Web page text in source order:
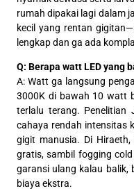
rumah dipakai lagi dalam
kecil yang rentan
lengkap dan ga ada
Q: Berapa watt LED yang
A: Watt ga langsung
3000K di bawah 10 watt
terlalu terang. Penelitian
cahaya rendah intensitas
gigit manusia. Di
gratis, sambil fogging
garansi ulang kalau balik,
biaya ekstra.